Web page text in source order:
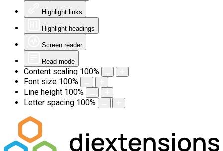
Highlight links
Highlight headings
Screen reader
Read mode
Content scaling 100%
Font size 100%
Line height 100%
Letter spacing 100%